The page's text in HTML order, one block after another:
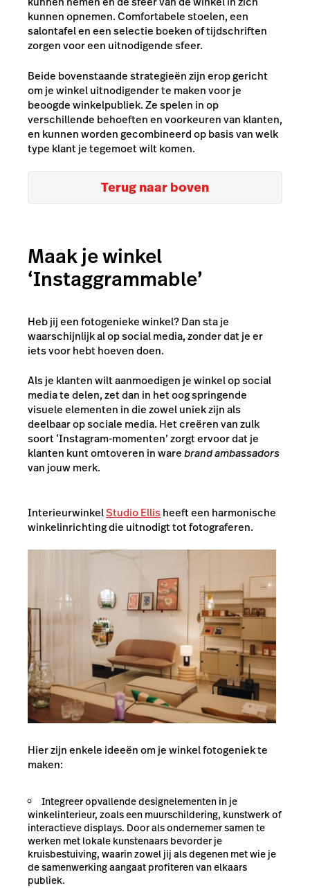
kunnen opnemen. Comfortabele stoelen, een
salontafel en een selectie boeken of tijdschriften
zorgen voor een uitnodigende sfeer.
Beide bovenstaande strategieën zijn erop gericht
om je winkel uitnodigender te maken voor je
beoogde winkelpubliek. Ze spelen in op
verschillende behoeften en voorkeuren van klanten,
en kunnen worden gecombineerd op basis van welk
type klant je tegemoet wilt komen.
Terug naar boven
Maak je winkel
‘Instaggrammable’
Heb jij een fotogenieke winkel? Dan sta je
waarschijnlijk al op social media, zonder dat je er
iets voor hebt hoeven doen.
Als je klanten wilt aanmoedigen je winkel op social
media te delen, zet dan in het oog springende
visuele elementen in die zowel uniek zijn als
deelbaar op sociale media. Het creëren van zulk
soort ‘Instagram-momenten’ zorgt ervoor dat je
klanten kunt omtoveren in warebrand ambassadors
van jouw merk.
InterieurwinkelStudio Ellisheeft een harmonische
winkelinrichting die uitnodigt tot fotograferen.
Hier zijn enkele ideeën om je winkel fotogeniek te
maken:
Integreer opvallende designelementen in je
winkelinterieur, zoals een muurschildering, kunstwerk of
interactieve displays. Door als ondernemer samen te
werken met lokale kunstenaars bevorder je
kruisbestuiving, waarin zowel jij als degenen met wie je
de samenwerking aangaat profiteren van elkaars
publiek.